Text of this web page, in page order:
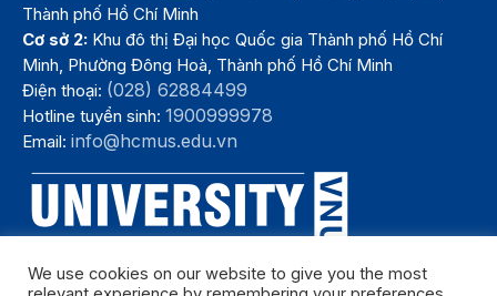
Thành phố Hồ Chí Minh
Cơ sở 2: Khu đô thị Đại học Quốc gia Thành phố Hồ Chí
Minh, Phường Đông Hoà, Thành phố Hồ Chí Minh
Điện thoại: (028) 62884499
Hotline tuyển sinh:1900999978
Email:info@hcmus.edu.vn
We use cookies on our website to give you the most